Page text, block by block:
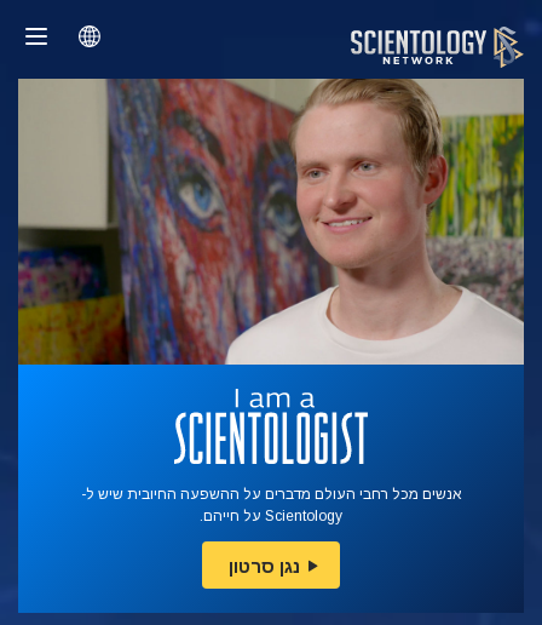
אנשים מכל רחבי העולם מדברים על ההשפעה החיובית שיש ל-
Scientology על חייהם.
נגן סרטון